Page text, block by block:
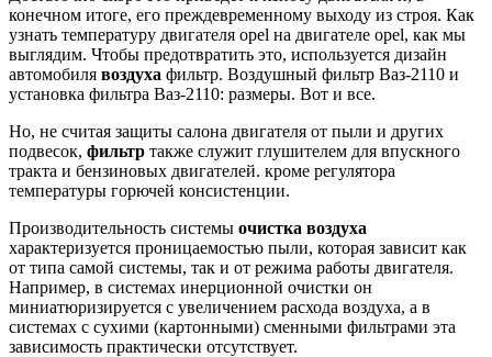
конечном итоге, его преждевременному выходу из строя. Как
узнать температуру двигателя opel на двигателе opel, как мы
выглядим. Чтобы предотвратить это, используется дизайн
автомобиля воздуха фильтр. Воздушный фильтр Ваз-2110 и
установка фильтра Ваз-2110: размеры. Вот и все.
Но, не считая защиты салона двигателя от пыли и других
подвесок, фильтр также служит глушителем для впускного
тракта и бензиновых двигателей. кроме регулятора
температуры горючей консистенции.
Производительность системы очистка воздуха
характеризуется проницаемостью пыли, которая зависит как
от типа самой системы, так и от режима работы двигателя.
Например, в системах инерционной очистки он
миниатюризируется с увеличением расхода воздуха, а в
системах с сухими (картонными) сменными фильтрами эта
зависимость практически отсутствует.